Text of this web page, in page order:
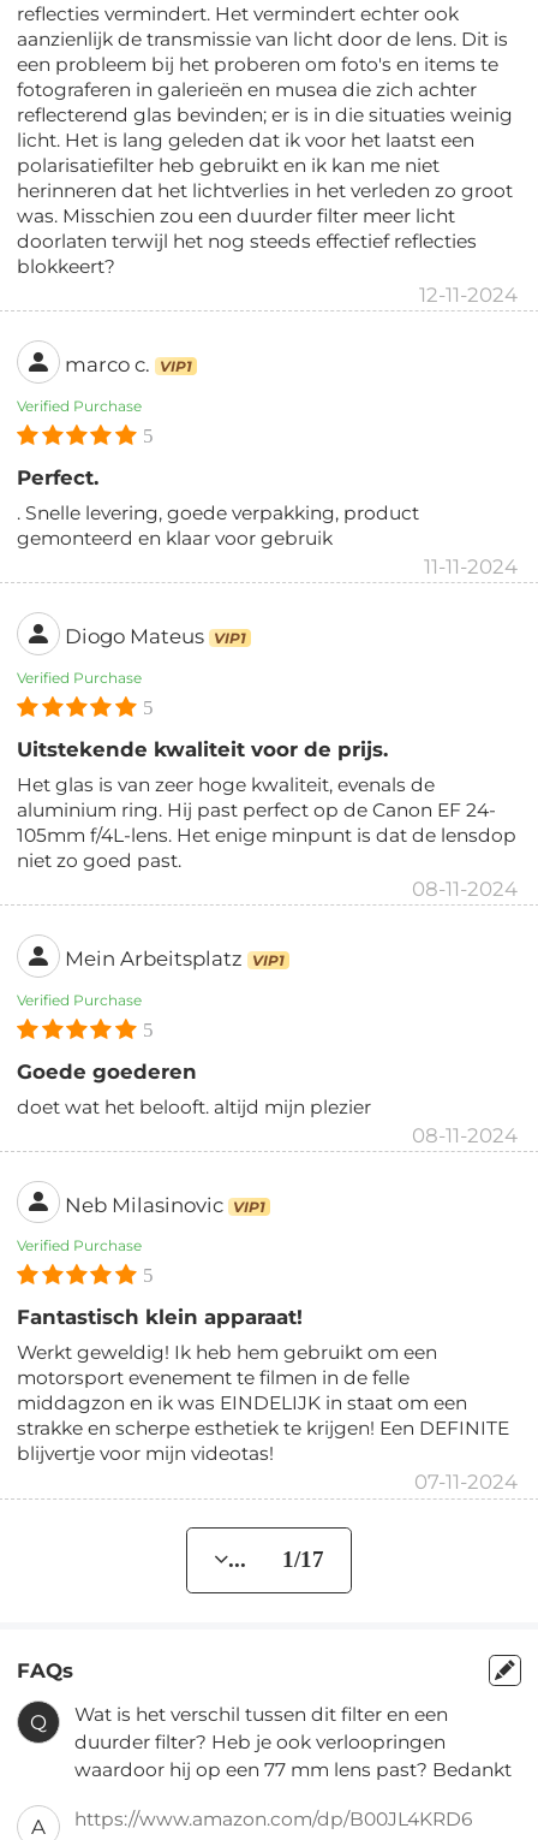
reflecties vermindert. Het vermindert echter ook
aanzienlijk de transmissie van licht door de lens. Dit is
een probleem bij het proberen om foto's en items te
fotograferen in galerieën en musea die zich achter
reflecterend glas bevinden; er is in die situaties weinig
licht. Het is lang geleden dat ik voor het laatst een
polarisatiefilter heb gebruikt en ik kan me niet
herinneren dat het lichtverlies in het verleden zo groot
was. Misschien zou een duurder filter meer licht
doorlaten terwijl het nog steeds effectief reflecties
blokkeert?
12-11-2024
marco c. VIP1
Verified Purchase
5
Perfect.
. Snelle levering, goede verpakking, product
gemonteerd en klaar voor gebruik
11-11-2024
Diogo Mateus VIP1
Verified Purchase
5
Uitstekende kwaliteit voor de prijs.
Het glas is van zeer hoge kwaliteit, evenals de
aluminium ring. Hij past perfect op de Canon EF 24-
105mm f/4L-lens. Het enige minpunt is dat de lensdop
niet zo goed past.
08-11-2024
Mein Arbeitsplatz VIP1
Verified Purchase
5
Goede goederen
doet wat het belooft. altijd mijn plezier
08-11-2024
Neb Milasinovic VIP1
Verified Purchase
5
Fantastisch klein apparaat!
Werkt geweldig! Ik heb hem gebruikt om een
motorsport evenement te filmen in de felle
middagzon en ik was EINDELIJK in staat om een
strakke en scherpe esthetiek te krijgen! Een DEFINITE
blijvertje voor mijn videotas!
07-11-2024
... 1/17
FAQs
Q
Wat is het verschil tussen dit filter en een
duurder filter? Heb je ook verloopringen
waardoor hij op een 77 mm lens past? Bedankt
A https://www.amazon.com/dp/B00JL4KRD6